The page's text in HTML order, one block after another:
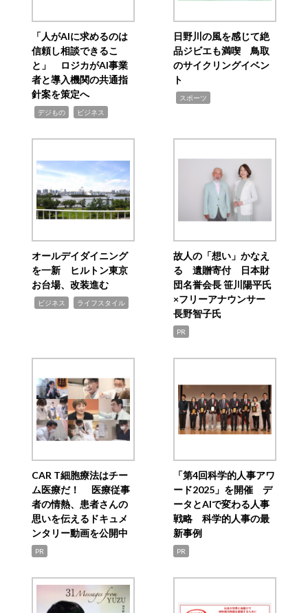
「人がAIに求めるのは
信頼し相談できるこ
と」 ロジカがAI事業
者と導入機関の共通指
針案を策定へ
デジもの ビジネス
日野川の風を感じて絶
品ジビエも満喫 鳥取
のサイクリングイベン
ト
スポーツ
オールデイダイニング
を一新 ヒルトン東京
お台場、改装進む
ビジネス ライフスタイル
故人の「想い」かなえ
る 遺贈寄付 日本財
団名誉会長 笹川陽平氏
×フリーアナウンサー
長野智子氏
PR
CAR T細胞療法はチー
ム医療だ！ 医療従事
者の情熱、患者さんの
思いを伝えるドキュメ
ンタリー動画を公開中
PR
「第4回科学的人事アワ
ード2025」を開催 デ
ータとAIで変わる人事
戦略 科学的人事の最
新事例
PR